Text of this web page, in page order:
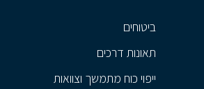
ביטוחים
תאונות דרכים
ייפוי כוח מתמשך וצוואות